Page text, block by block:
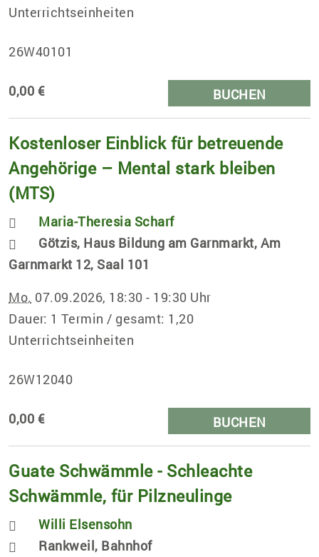
Unterrichtseinheiten
26W40101
0,00 € BUCHEN
Kostenloser Einblick für betreuende
Angehörige – Mental stark bleiben
(MTS)
Maria-Theresia Scharf
Götzis, Haus Bildung am Garnmarkt, Am
Garnmarkt 12, Saal 101
Mo. 07.09.2026, 18:30 - 19:30 Uhr
Dauer: 1 Termin / gesamt: 1,20
Unterrichtseinheiten
26W12040
0,00 € BUCHEN
Guate Schwämmle - Schleachte
Schwämmle, für Pilzneulinge
Willi Elsensohn
Rankweil, Bahnhof